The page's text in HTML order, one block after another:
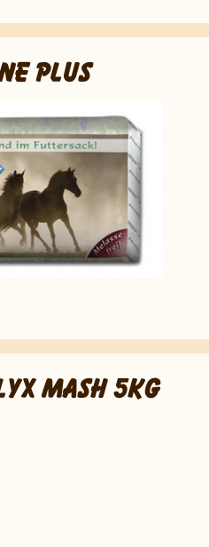
PLUS
MASH 5KG